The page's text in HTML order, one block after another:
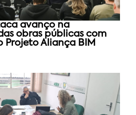
avanço na
obras públicas com
Aliança BIM